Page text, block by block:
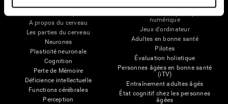
A propos du cerveau
Les parties du cerveau
Neurones
Plasticité neuronale
Cognition
Perte de Mémoire
Déficience intellectuelle
Functions cérébrales
Perception
numérique
Jeux d'ordinateur
Adultes en bonne santé
Pilotes
Évaluation holistique
Personnes âgées en bonne santé
(iTV)
Entraînement adultes âgés
État cognitif chez les personnes
âgées